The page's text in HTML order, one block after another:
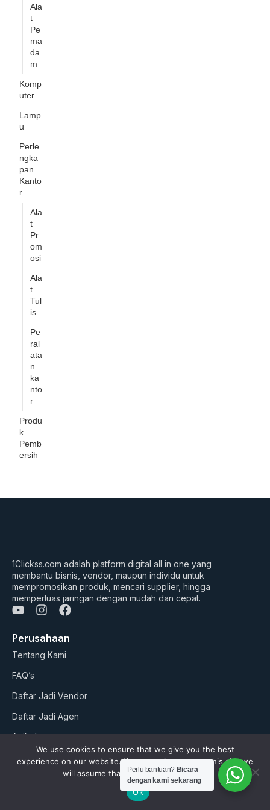
Ala
t
Pe
ma
da
m
Komp
uter
Lamp
u
Perle
ngka
pan
Kanto
r
Ala
t
Pr
om
osi
Ala
t
Tul
is
Pe
ral
ata
n
ka
nto
r
Produ
k
Pemb
ersih
1Clickss.com adalah platform digital all in one yang
membantu bisnis, vendor, maupun individu untuk
mempromosikan produk, mencari supplier, hingga
memperluas jaringan dengan mudah dan cepat.
Y
u
t
u
b
e
I
s
t
a
a
F
c
e
b
k
Perusahaan
Tentang Kami
FAQ’s
Daftar Jadi Vendor
Daftar Jadi Agen
Artikel
Business Suites Perlu bantuan? Bicara
dengan kami sekarang
We use cookies to ensure that we give you the best
experience on our website. If you continue to use this site we
will assume that you are happy with it.
Ok